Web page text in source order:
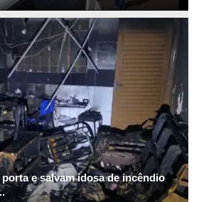
e salvam idosa de incêndio